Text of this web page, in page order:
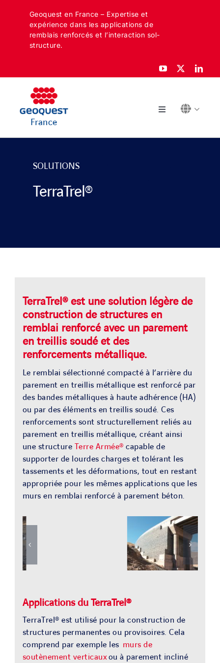
Geoquest en France – Expertise et
expérience dans les applications de
remblais renforcés et l’interaction sol-
structure.
France
Toggle
SECTEURS
APPLICATIONS
CARRIERE
ACTU & MEDIA
NOS PAYS
Search
SOLUTIONS
TerraTrel®
TerraTrel® est une solution légère de
construction de structures en
remblai renforcé avec un parement
en treillis soudé et des
renforcements métallique.
Le remblai sélectionné compacté à l’arrière du
parement en treillis métallique est renforcé par
des bandes métalliques à haute adhérence (HA)
ou par des éléments en treillis soudé. Ces
renforcements sont structurellement reliés au
parement en treillis métallique, créant ainsi
une structure Terre Armée® capable de
supporter de lourdes charges et tolérant les
tassements et les déformations, tout en restant
appropriée pour les mêmes applications que les
murs en remblai renforcé à parement béton.
Applications du TerraTrel®
TerraTrel® est utilisé pour la construction de
structures permanentes ou provisoires. Cela
comprend par exemple les murs de
soutènement verticauxou à parement incliné